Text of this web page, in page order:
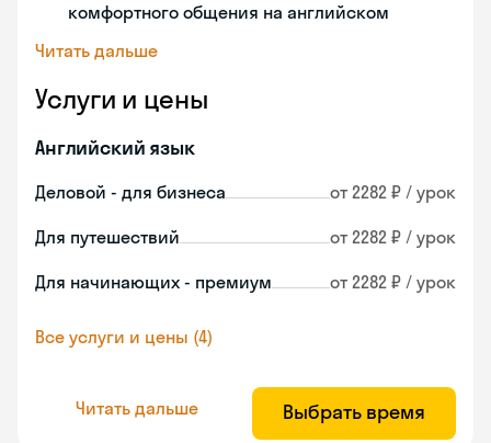
комфортного общения на английском
Читать дальше
Услуги и цены
Английский язык
Деловой - для бизнеса от 2282 ₽ / урок
Для путешествий от 2282 ₽ / урок
Для начинающих - премиум от 2282 ₽ / урок
Все услуги и цены (4)
Читать дальше Выбрать время